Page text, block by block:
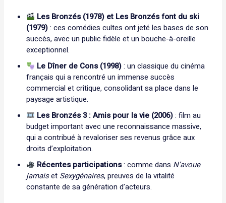
Les Bronzés (1978) et Les Bronzés font du ski
(1979): ces comédies cultes ont jeté les bases de son
succès, avec un public fidèle et un bouche-à-oreille
exceptionnel.
Le Dîner de Cons (1998): un classique du cinéma
français qui a rencontré un immense succès
commercial et critique, consolidant sa place dans le
paysage artistique.
Les Bronzés 3 : Amis pour la vie (2006): film au
budget important avec une reconnaissance massive,
qui a contribué à revaloriser ses revenus grâce aux
droits d’exploitation.
Récentes participations: comme dans N’avoue
jamaiset Sexygénaires, preuves de la vitalité
constante de sa génération d’acteurs.